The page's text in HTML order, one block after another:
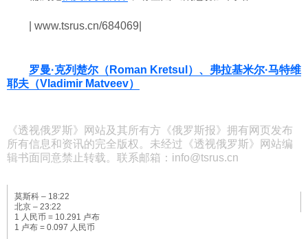
| www.tsrus.cn/684069|
罗曼·克列楚尔（Roman Kretsul）、弗拉基米尔·马特维
耶夫（Vladimir Matveev）
《透视俄罗斯》网站及其所有方《俄罗斯报》拥有网页发布
所有信息和资讯的完全版权。未经过《透视俄罗斯》网站编
辑书面同意禁止转载。联系邮箱：info@tsrus.cn
莫斯科 – 18:22
北京 – 23:22
1 人民币 = 10.291 卢布
1 卢布 = 0.097 人民币